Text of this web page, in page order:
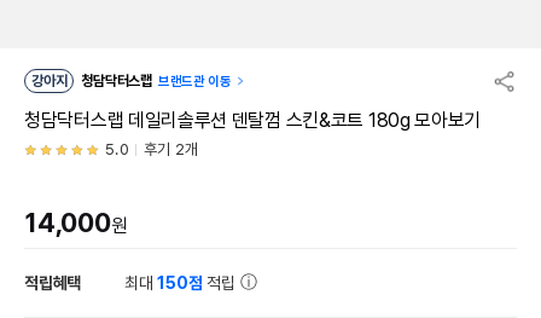
강아지 청담닥터스랩 브랜드관 이동
청담닥터스랩 데일리솔루션 덴탈껌 스킨&코트 180g 모아보기
5.0 후기 2개
14,000원
적립혜택 최대150점 적립